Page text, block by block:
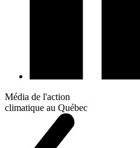
Média de l'action
climatique au Québec